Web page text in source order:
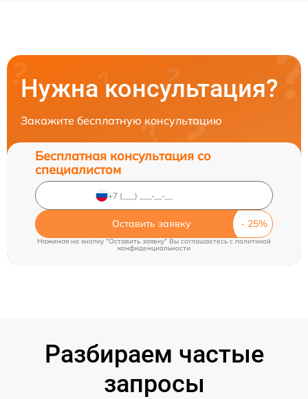
Нужна консультация?
Закажите бесплатную консультацию
Бесплатная консультация со
специалистом
Оставить заявку
Нажимая на кнопку "Оставить заявку" Вы соглашаетесь cполитикой
конфиденциальности
Разбираем частые
запросы